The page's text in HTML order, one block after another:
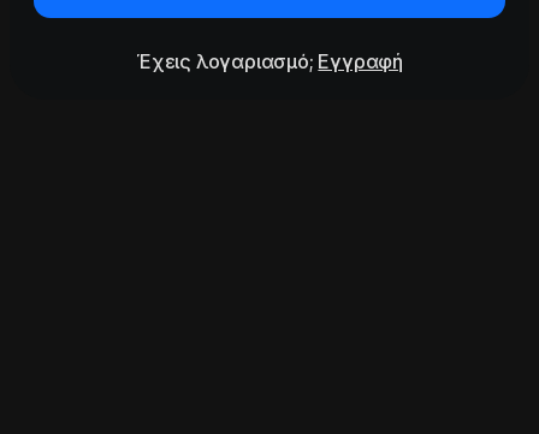
Έχεις λογαριασμό; Εγγραφή